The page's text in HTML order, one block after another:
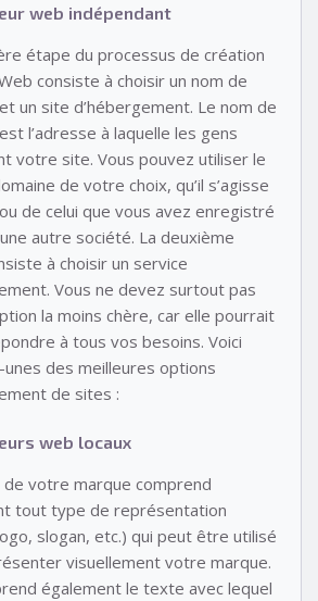
web indépendant
étape du processus de création
consiste à choisir un nom de
un site d’hébergement. Le nom de
l’adresse à laquelle les gens
votre site. Vous pouvez utiliser le
de votre choix, qu’il s’agisse
de celui que vous avez enregistré
autre société. La deuxième
à choisir un service
Vous ne devez surtout pas
la moins chère, car elle pourrait
à tous vos besoins. Voici
des meilleures options
de sites :
web locaux
de votre marque comprend
tout type de représentation
slogan, etc.) qui peut être utilisé
visuellement votre marque.
également le texte avec lequel